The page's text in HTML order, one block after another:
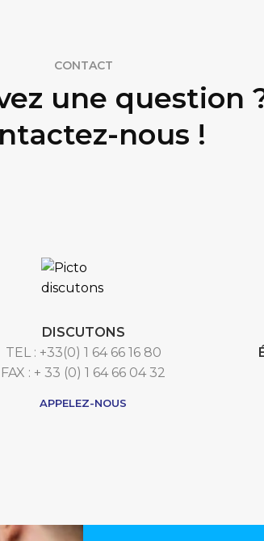
CONTACT
une question
nous !
DISCUTONS
TEL : +33(0) 1 64 66 16 80
FAX : + 33 (0) 1 64 66 04 32
APPELEZ-NOUS